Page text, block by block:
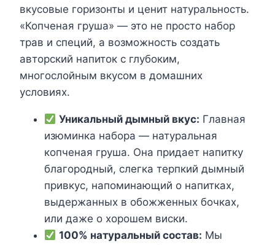
вкусовые горизонты и ценит натуральность.
«Копченая груша» — это не просто набор
трав и специй, а возможность создать
авторский напиток с глубоким,
многослойным вкусом в домашних
условиях.
Уникальный дымный вкус: Главная
изюминка набора — натуральная
копченая груша. Она придает напитку
благородный, слегка терпкий дымный
привкус, напоминающий о напитках,
выдержанных в обожженных бочках,
или даже о хорошем виски.
100% натуральный состав: Мы